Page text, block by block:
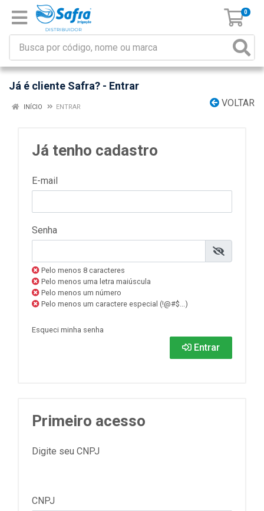
0
Já é cliente Safra? - Entrar
VOLTAR
INÍCIO ENTRAR
Já tenho cadastro
E-mail
Senha
Pelo menos 8 caracteres
Pelo menos uma letra maiúscula
Pelo menos um número
Pelo menos um caractere especial (!@#$...)
Esqueci minha senha
Entrar
Primeiro acesso
Digite seu CNPJ
CNPJ